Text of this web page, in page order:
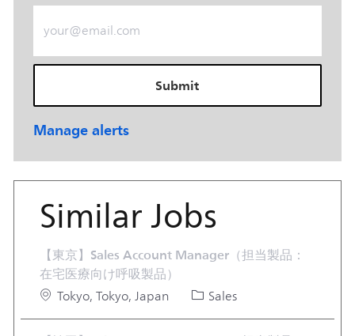
Enter Email address (Required)
Submit
Manage alerts
Similar Jobs
【東京】Sales Account Manager（担当製品：
在宅医療向け呼吸製品）
Location
Tokyo, Tokyo, Japan Category
Sales